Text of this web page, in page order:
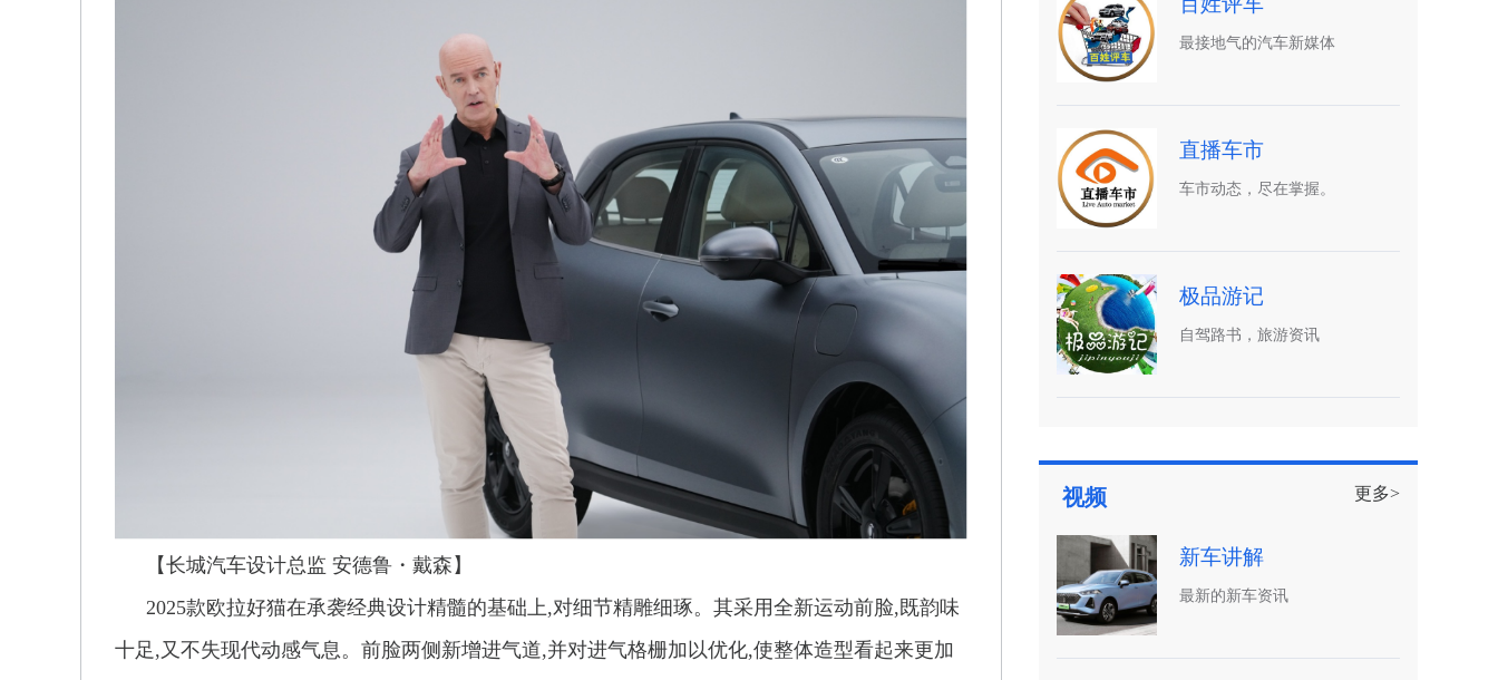
【长城汽车设计总监 安德鲁・戴森】
2025款欧拉好猫在承袭经典设计精髓的基础上,对细节精雕细琢。其采用全新运动前脸,既韵味
十足,又不失现代动感气息。前脸两侧新增进气道,并对进气格栅加以优化,使整体造型看起来更加
最接地气的汽车新媒体
直播车市
车市动态，尽在掌握。
极品游记
自驾路书，旅游资讯
视频 更多>
新车讲解
最新的新车资讯